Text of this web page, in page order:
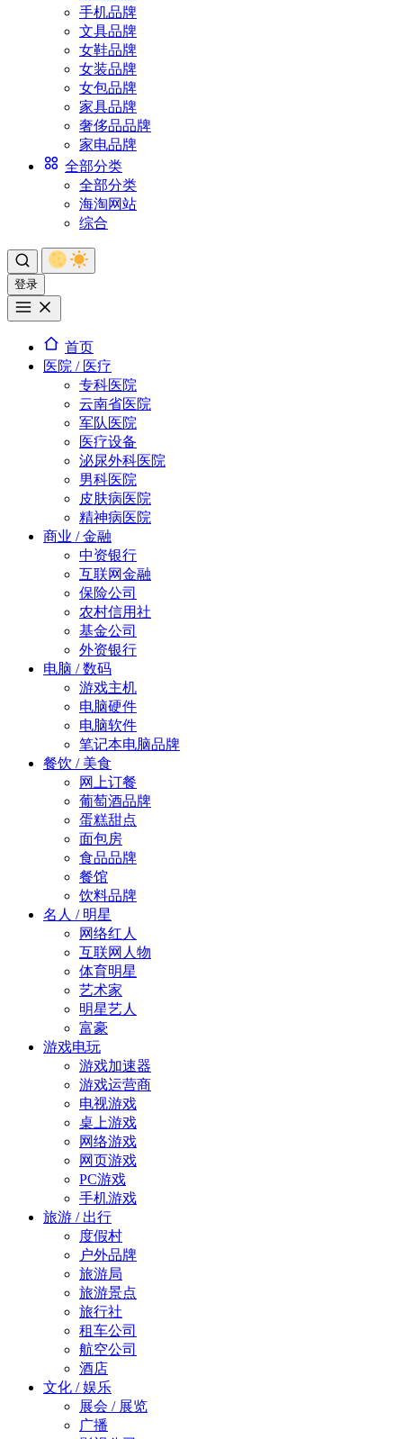
手机品牌
文具品牌
女鞋品牌
女装品牌
女包品牌
家具品牌
奢侈品品牌
家电品牌
全部分类
全部分类
海淘网站
综合
登录
首页
医院 / 医疗
专科医院
云南省医院
军队医院
医疗设备
泌尿外科医院
男科医院
皮肤病医院
精神病医院
商业 / 金融
中资银行
互联网金融
保险公司
农村信用社
基金公司
外资银行
电脑 / 数码
游戏主机
电脑硬件
电脑软件
笔记本电脑品牌
餐饮 / 美食
网上订餐
葡萄酒品牌
蛋糕甜点
面包房
食品品牌
餐馆
饮料品牌
名人 / 明星
网络红人
互联网人物
体育明星
艺术家
明星艺人
富豪
游戏电玩
游戏加速器
游戏运营商
电视游戏
桌上游戏
网络游戏
网页游戏
PC游戏
手机游戏
旅游 / 出行
度假村
户外品牌
旅游局
旅游景点
旅行社
租车公司
航空公司
酒店
文化 / 娱乐
展会 / 展览
广播